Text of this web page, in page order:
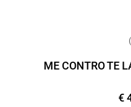
(
ME CONTRO TE
€